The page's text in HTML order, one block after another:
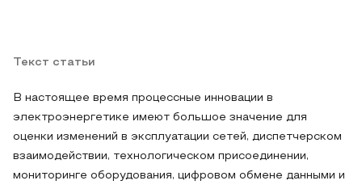
Текст статьи
В настоящее время процессные инновации в
электроэнергетике имеют большое значение для
оценки изменений в эксплуатации сетей, диспетчерском
взаимодействии, технологическом присоединении,
мониторинге оборудования, цифровом обмене данными и